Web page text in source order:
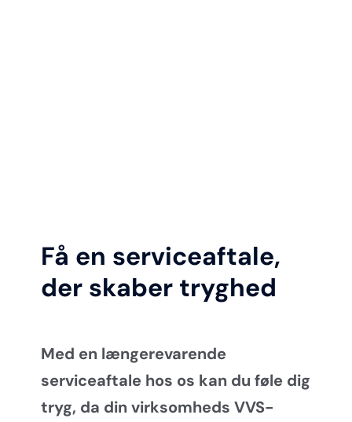
Få en serviceaftale,
der skaber tryghed
Med en længerevarende
serviceaftale hos os kan du føle dig
tryg, da din virksomheds VVS-